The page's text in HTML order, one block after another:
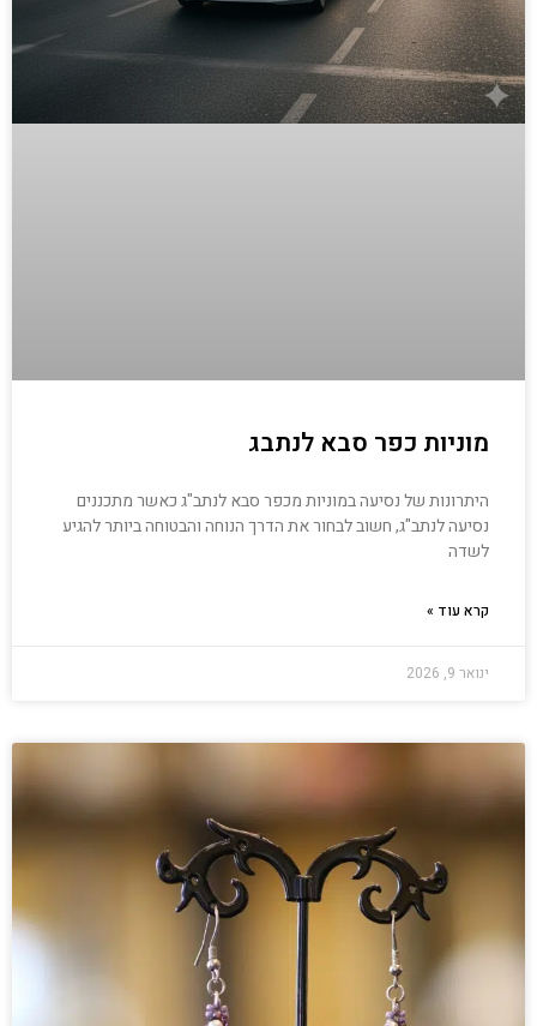
מוניות כפר סבא לנתבג
היתרונות של נסיעה במוניות מכפר סבא לנתב"ג כאשר מתכננים
נסיעה לנתב"ג, חשוב לבחור את הדרך הנוחה והבטוחה ביותר להגיע
לשדה
קרא עוד »
ינואר 9, 2026